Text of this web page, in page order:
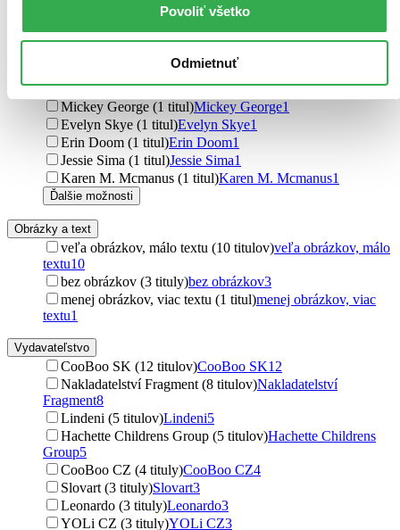
Povoliť všetko
Odmietnuť
William Joyce (1 titul)William Joyce
Nakaba Suzuki (1 titul)Nakaba Suzuki1
Marc Klein1
Nicole Andelfinger (1 titul)Nicole Andelfinger1
Mickey George (1 titul)Mickey George1
Evelyn Skye (1 titul)Evelyn Skye1
Erin Doom (1 titul)Erin Doom1
Jessie Sima (1 titul)Jessie Sima1
Karen M. Mcmanus (1 titul)Karen M. Mcmanus1
Ďalšie možnosti
Obrázky a text
veľa obrázkov, málo textu (10 titulov)veľa obrázkov, málo
textu10
bez obrázkov (3 tituly)bez obrázkov3
menej obrázkov, viac textu (1 titul)menej obrázkov, viac
textu1
Vydavateľstvo
CooBoo SK (12 titulov)CooBoo SK12
Nakladatelství Fragment (8 titulov)Nakladatelství
Fragment8
Lindeni (5 titulov)Lindeni5
Hachette Childrens Group (5 titulov)Hachette Childrens
Group5
CooBoo CZ (4 tituly)CooBoo CZ4
Slovart (3 tituly)Slovart3
Leonardo (3 tituly)Leonardo3
YOLi CZ (3 tituly)YOLi CZ3